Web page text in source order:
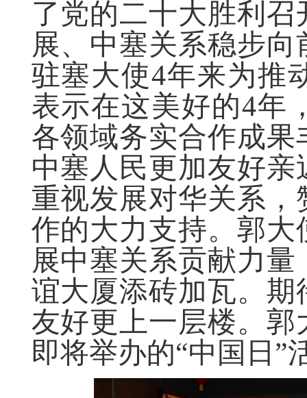
了党的二十大胜利
展、中塞关系稳步
驻塞大使4年来为推
表示在这美好的4年
各领域务实合作成
中塞人民更加友好
重视发展对华关系
作的大力支持。郭
展中塞关系贡献力
谊大厦添砖加瓦。
友好更上一层楼。
即将举办的“中国日”